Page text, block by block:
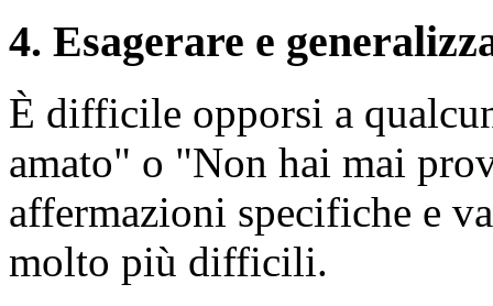
4. Esagerare e
È difficile opporsi a
amato" o "Non hai mai
affermazioni specifiche e
molto più difficili.